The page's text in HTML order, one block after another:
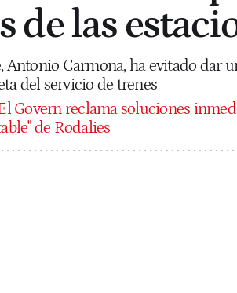
de las
Antonio Carmona, ha evitado dar
del servicio de trenes
Govern reclama soluciones
de Rodalies